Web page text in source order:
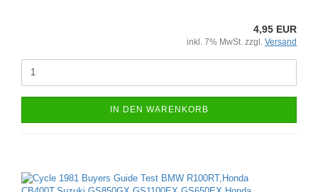
4,95 EUR
inkl. 7% MwSt. zzgl. Versand
IN DEN WARENKORB